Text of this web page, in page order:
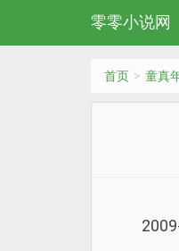
零零小说网
首页 童真